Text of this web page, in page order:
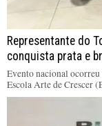
Representante do
conquista prata e
Evento nacional
Escola Arte de Crescer